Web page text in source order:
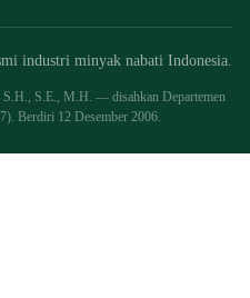
industri minyak nabati Indonesia.
S.E., M.H. — disahkan Departemen
Berdiri 12 Desember 2006.